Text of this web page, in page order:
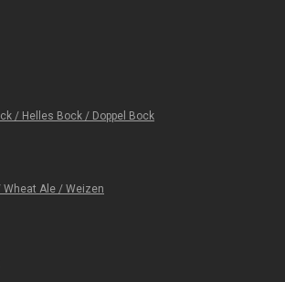
/ Helles Bock / Doppel Bock
Wheat Ale / Weizen